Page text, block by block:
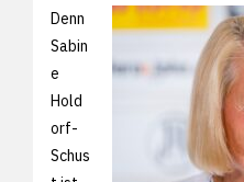
Denn
Sabin
e
Hold
orf-
Schus